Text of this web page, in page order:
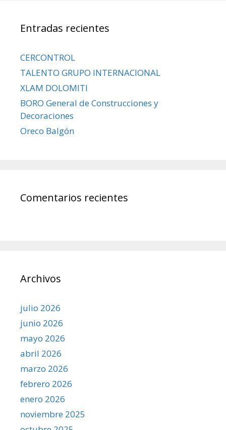
Entradas recientes
CERCONTROL
TALENTO GRUPO INTERNACIONAL
XLAM DOLOMITI
BORO General de Construcciones y
Decoraciones
Oreco Balgón
Comentarios recientes
Archivos
julio 2026
junio 2026
mayo 2026
abril 2026
marzo 2026
febrero 2026
enero 2026
noviembre 2025